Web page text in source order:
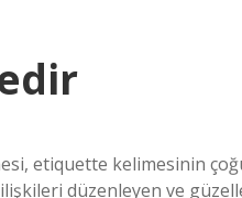
etiquette kelimesinin
ilişkileri düzenleyen ve